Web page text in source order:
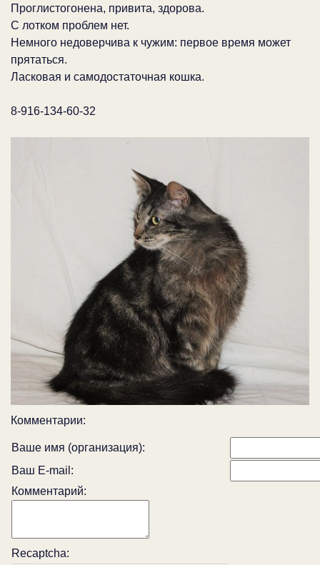
Проглистогонена, привита, здорова.
С лотком проблем нет.
Немного недоверчива к чужим: первое время может
прятаться.
Ласковая и самодостаточная кошка.
8-916-134-60-32
Комментарии:
Ваше имя (организация):
Ваш E-mail:
Комментарий:
Recaptcha: